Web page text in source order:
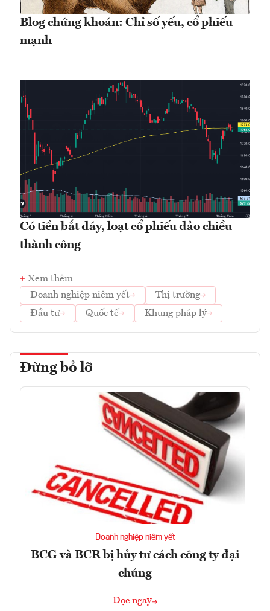
Blog chứng khoán: Chỉ số yếu, cổ phiếu
mạnh
Có tiền bắt đáy, loạt cổ phiếu đảo chiều
thành công
Xem thêm
Doanh nghiệp niêm yết
Thị trường
Đầu tư
Quốc tế Khung pháp lý
Đừng bỏ lỡ
Doanh nghiệp niêm yết
BCG và BCR bị hủy tư cách công ty đại
chúng
Đọc ngay